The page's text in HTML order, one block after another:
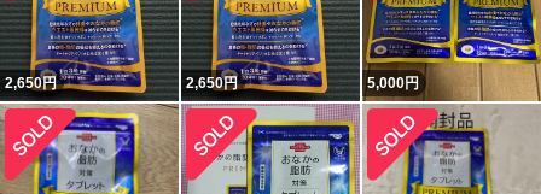
2,650円 2,650円 5,000円